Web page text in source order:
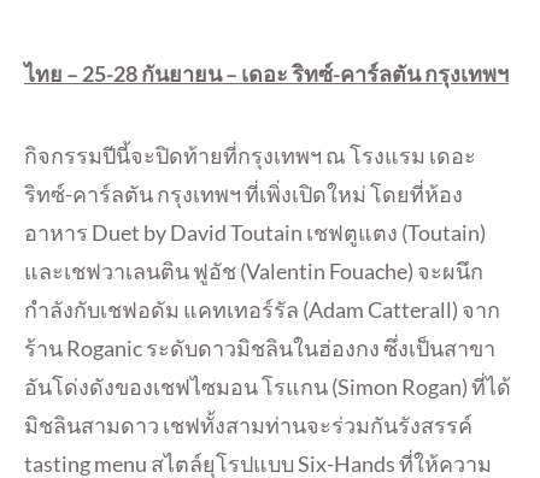
ไทย – 25-28กันยายน– เดอะ ริทซ์-คาร์ลตัน กรุงเทพฯ
กิจกรรมปีนี้จะปิดท้ายที่กรุงเทพฯ ณ โรงแรม เดอะ
ริทซ์-คาร์ลตัน กรุงเทพฯ ที่เพิ่งเปิดใหม่ โดยที่ห้อง
อาหาร Duet by David Toutain เชฟตูแตง (Toutain)
และเชฟวาเลนติน ฟูอัช (Valentin Fouache) จะผนึก
กำลังกับเชฟอดัม แคทเทอร์รัล (Adam Catterall) จาก
ร้าน Roganic ระดับดาวมิชลินในฮ่องกง ซึ่งเป็นสาขา
อันโด่งดังของเชฟไซมอน โรแกน (Simon Rogan) ที่ได้
มิชลินสามดาว เชฟทั้งสามท่านจะร่วมกันรังสรรค์
tasting menu สไตล์ยุโรปแบบ Six-Hands ที่ให้ความ